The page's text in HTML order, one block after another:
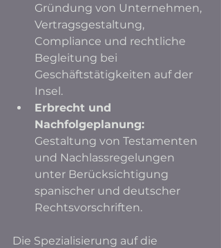
Gründung von Unternehmen,
Vertragsgestaltung,
Compliance und rechtliche
Begleitung bei
Geschäftstätigkeiten auf der
Insel.
Erbrecht und
Nachfolgeplanung:
Gestaltung von Testamenten
und Nachlassregelungen
unter Berücksichtigung
spanischer und deutscher
Rechtsvorschriften.
Die Spezialisierung auf die